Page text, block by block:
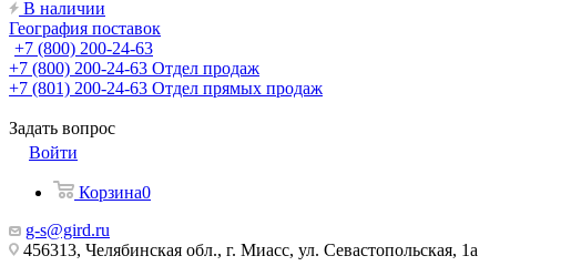
В наличии
География поставок
+7 (800) 200-24-63
+7 (800) 200-24-63 Отдел продаж
+7 (801) 200-24-63 Отдел прямых продаж
Задать вопрос
Войти
Корзина0
g-s@gird.ru
456313, Челябинская обл., г. Миасс, ул. Севастопольская, 1а